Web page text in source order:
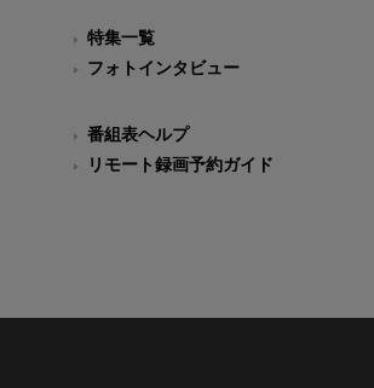
特集一覧
フォトインタビュー
番組表ヘルプ
リモート録画予約ガイド